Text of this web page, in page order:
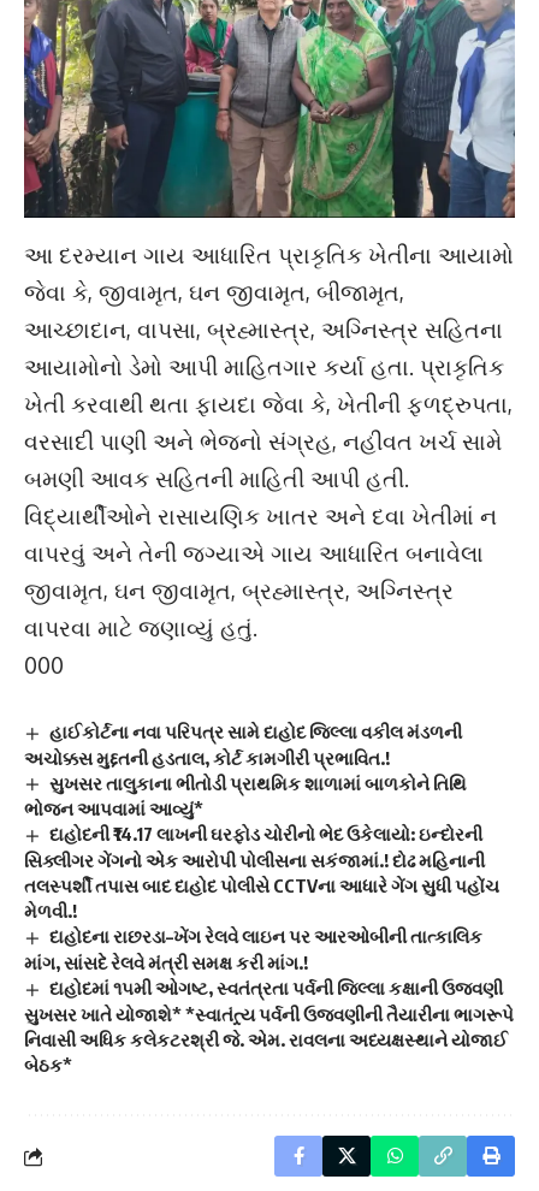
આ દરમ્યાન ગાય આધારિત પ્રાકૃતિક ખેતીના આયામો
જેવા કે, જીવામૃત, ઘન જીવામૃત, બીજામૃત,
આચ્છાદાન, વાપસા, બ્રહ્માસ્ત્ર, અગ્નિસ્ત્ર સહિતના
આયામોનો ડેમો આપી માહિતગાર કર્યા હતા. પ્રાકૃતિક
ખેતી કરવાથી થતા ફાયદા જેવા કે, ખેતીની ફળદ્રુપતા,
વરસાદી પાણી અને ભેજનો સંગ્રહ, નહીવત ખર્ચ સામે
બમણી આવક સહિતની માહિતી આપી હતી.
વિદ્યાર્થીઓને રાસાયણિક ખાતર અને દવા ખેતીમાં ન
વાપરવું અને તેની જગ્યાએ ગાય આધારિત બનાવેલા
જીવામૃત, ઘન જીવામૃત, બ્રહ્માસ્ત્ર, અગ્નિસ્ત્ર
વાપરવા માટે જણાવ્યું હતું.
000
હાઈકોર્ટના નવા પરિપત્ર સામે દાહોદ જિલ્લા વકીલ મંડળની
અચોક્કસ મુદ્દતની હડતાલ, કોર્ટ કામગીરી પ્રભાવિત.!
સુખસર તાલુકાના ભીતોડી પ્રાથમિક શાળામાં બાળકોને તિથિ
ભોજન આપવામાં આવ્યું*
દાહોદની ₹14.17 લાખની ઘરફોડ ચોરીનો ભેદ ઉકેલાયો: ઇન્દોરની
સિક્લીગર ગેંગનો એક આરોપી પોલીસના સકંજામાં.! દોઢ મહિનાની
તલસ્પર્શી તપાસ બાદ દાહોદ પોલીસે CCTVના આધારે ગેંગ સુધી પહોંચ
મેળવી.!
દાહોદના રાછરડા–ખેંગ રેલવે લાઇન પર આરઓબીની તાત્કાલિક
માંગ, સાંસદે રેલવે મંત્રી સમક્ષ કરી માંગ.!
દાહોદમાં ૧૫મી ઓગષ્ટ, સ્વતંત્રતા પર્વની જિલ્લા કક્ષાની ઉજવણી
સુખસર ખાતે યોજાશે* *સ્વાતંત્ર્ય પર્વની ઉજવણીની તૈયારીના ભાગરૂપે
નિવાસી અધિક કલેકટરશ્રી જે. એમ. રાવલના અધ્યક્ષસ્થાને યોજાઈ
બેઠક*